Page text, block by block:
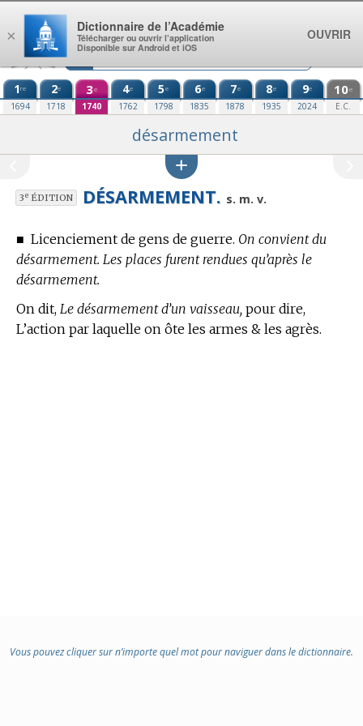
Aller au contenu
1re
1694
2e
1718
3e
1740
4e
1762
5e
1798
6e
1835
7e
1878
8e
1935
9e
2024
10e
E.C.
désarmement
3eÉDITION DÉSARMEMENT. s. m. v.
■ Licenciement de gens de guerre. On convient du
désarmement. Les places furent rendues qu’après le
désarmement.
On dit, Le désarmement d’un vaisseau, pour dire,
L’action par laquelle on ôte les armes & les agrès.
Vous pouvez cliquer sur n’importe quel mot pour naviguer dans le dictionnaire.
×
Dictionnaire de l’Académie
Télécharger ou ouvrir l’application
Disponible sur Android et iOS
OUVRIR